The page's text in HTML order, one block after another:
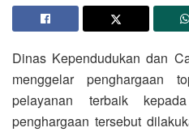
Dinas Kependudukan dan
menggelar
pelayanan terbaik
penghargaan tersebut